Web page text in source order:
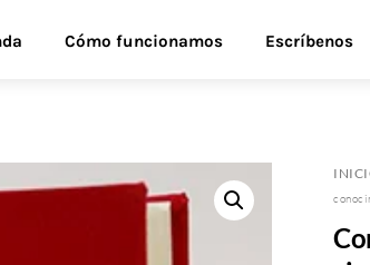
Cómo funcionamos Escríbenos